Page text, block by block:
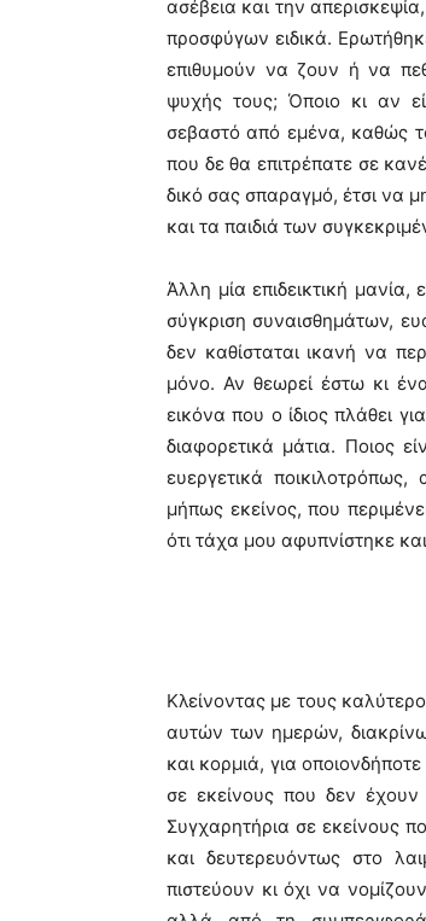
ασέβεια και την
προσφύγων ειδικά.
επιθυμούν να ζουν ή να
ψυχής τους; Όποιο κι αν
σεβαστό από εμένα, καθώς
που δε θα επιτρέπατε σε
δικό σας σπαραγμό, έτσι να
και τα παιδιά των
Άλλη μία επιδεικτική
σύγκριση συναισθημάτων,
δεν καθίσταται ικανή να
μόνο. Αν θεωρεί έστω κι
εικόνα που ο ίδιος πλάθει
διαφορετικά μάτια. Ποιος
ευεργετικά
μήπως εκείνος, που
ότι τάχα μου αφυπνίστηκε
Κλείνοντας με τους
αυτών των ημερών,
και κορμιά, για
σε εκείνους που δεν
Συγχαρητήρια σε εκείνους
και δευτερευόντως στο
πιστεύουν κι όχι να